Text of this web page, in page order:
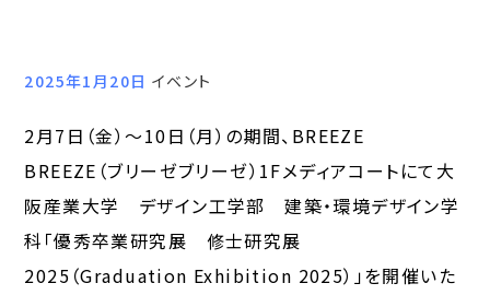
2025年1月20日 イベント
2月7日（金）～10日（月）の期間、BREEZE
BREEZE（ブリーゼブリーゼ）1Fメディアコートにて大
阪産業大学 デザイン工学部 建築・環境デザイン学
科「優秀卒業研究展 修士研究展
2025（Graduation Exhibition 2025）」を開催いた